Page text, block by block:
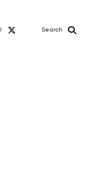
Search